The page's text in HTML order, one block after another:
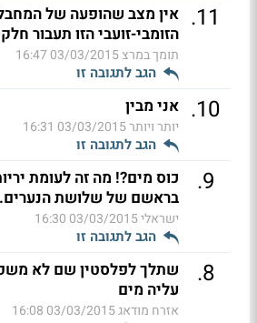
11
. אין מצב שהופעה של
הזומבי-זועבי הזו תעבור
תומך במרצ03/03/2015 16:47
הגב לתגובה זו
10
. אני מבין
יותר ויותר03/03/2015 16:31
הגב לתגובה זו
9
.
כוס מים?! מה זה לעומת
בראשם של שלושת הנערים.
ישראלי03/03/2015 16:30
הגב לתגובה זו
8
.
שתלך לפלסטין שם לא
עליה מים
אזרח מודאג03/03/2015 16:08